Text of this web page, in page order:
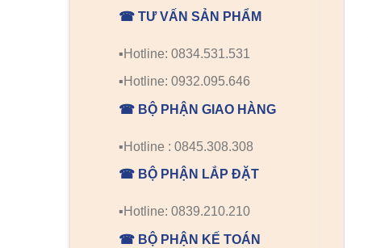
☎ TƯ VẤN SẢN PHẨM
▪️Hotline: 0834.531.531
▪️Hotline: 0932.095.646
☎ BỘ PHẬN GIAO HÀNG
▪️Hotline : 0845.308.308
☎ BỘ PHẬN LẮP ĐẶT
▪️Hotline: 0839.210.210
☎ BỘ PHẬN KẾ TOÁN